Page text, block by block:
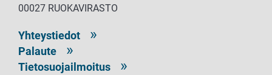
00027 RUOKAVIRASTO
Yhteystiedot
Palaute
Tietosuojailmoitus